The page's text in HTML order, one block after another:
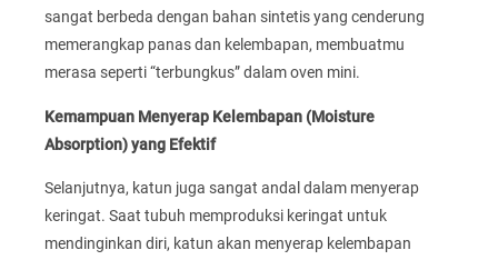
sangat berbeda dengan bahan sintetis yang cenderung
memerangkap panas dan kelembapan, membuatmu
merasa seperti “terbungkus” dalam oven mini.
Kemampuan Menyerap Kelembapan (Moisture
Absorption) yang Efektif
Selanjutnya, katun juga sangat andal dalam menyerap
keringat. Saat tubuh memproduksi keringat untuk
mendinginkan diri, katun akan menyerap kelembapan